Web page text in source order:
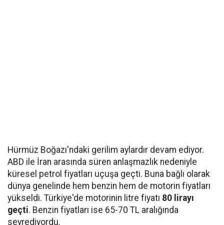
Hürmüz Boğazı'ndaki gerilim aylardır devam ediyor.
ABD ile İran arasında süren anlaşmazlık nedeniyle
küresel petrol fiyatları uçuşa geçti. Buna bağlı olarak
dünya genelinde hem benzin hem de motorin fiyatları
yükseldi. Türkiye'de motorinin litre fiyatı 80 lirayı
geçti. Benzin fiyatları ise 65-70 TL aralığında
seyrediyordu.